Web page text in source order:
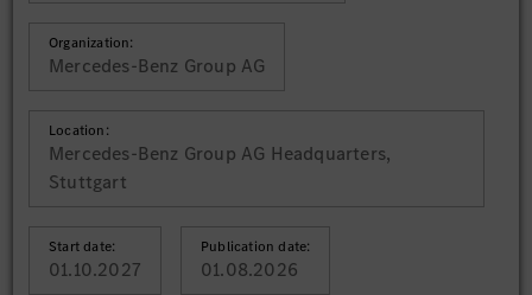
Organization:
Mercedes-Benz Group AG
Location:
Mercedes-Benz Group AG Headquarters,
Stuttgart
Start date:
01.10.2027
Publication date:
01.08.2026